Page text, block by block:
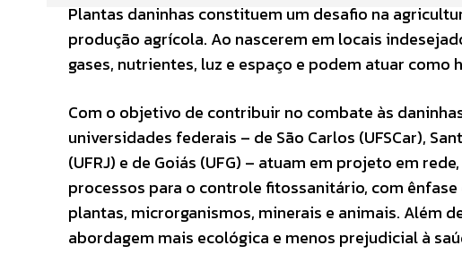
Plantas daninhas constituem um desafio na
produção agrícola. Ao nascerem em locais
gases, nutrientes, luz e espaço e podem atuar como
Com o objetivo de contribuir no combate às
universidades federais – de São Carlos (UFSCar),
(UFRJ) e de Goiás (UFG) – atuam em projeto em
processos para o controle fitossanitário, com
plantas, microrganismos, minerais e animais. Além
abordagem mais ecológica e menos prejudicial à